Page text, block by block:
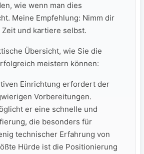
wie wenn man dies
Meine Empfehlung: Nimm dir
und kartiere selbst.
Übersicht, wie⁣ Sie ⁣die
meistern können:
Einrichtung erfordert der
Vorbereitungen.
er ⁢eine‍ schnelle und
die besonders ⁢für
technischer Erfahrung ⁤von
Hürde ist die Positionierung